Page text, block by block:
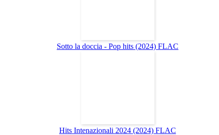
Sotto la doccia - Pop hits (2024) FLAC
Hits Intenazionali 2024 (2024) FLAC